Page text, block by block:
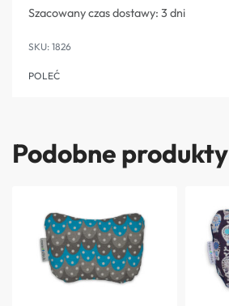
Szacowany czas dostawy: 3 dni
1826
POLEĆ
Podobne produkty